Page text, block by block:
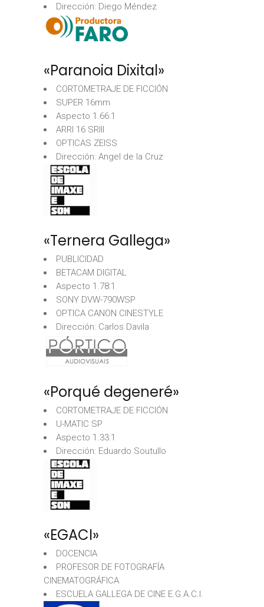
Dirección: Diego Méndez
«Paranoia Dixital»
CORTOMETRAJE DE FICCIÓN
SUPER 16mm
Aspecto 1.66:1
ARRI 16 SRIII
OPTICAS ZEISS
Dirección: Angel de la Cruz
«Ternera Gallega»
PUBLICIDAD
BETACAM DIGITAL
Aspecto 1.78:1
SONY DVW-790WSP
OPTICA CANON CINESTYLE
Dirección: Carlos Davila
«Porqué degeneré»
CORTOMETRAJE DE FICCIÓN
U-MATIC SP
Aspecto 1.33:1
Dirección: Eduardo Soutullo
«EGACI»
DOCENCIA
PROFESOR DE FOTOGRAFÍA
CINEMATOGRÁFICA
ESCUELA GALLEGA DE CINE E.G.A.C.I.